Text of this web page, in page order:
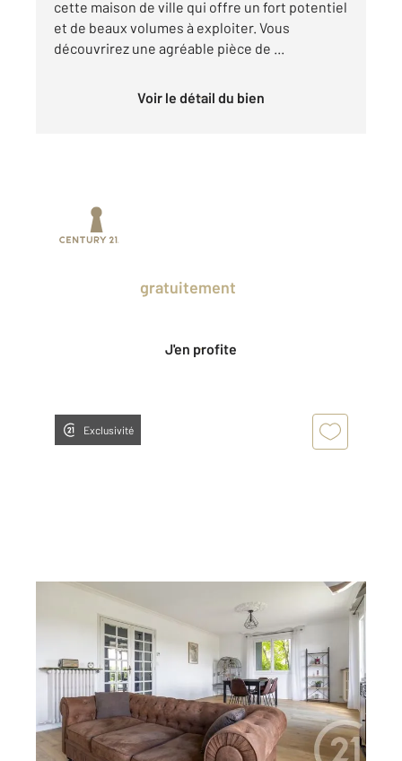
cette maison de ville qui offre un fort potentiel
et de beaux volumes à exploiter. Vous
découvrirez une agréable pièce de ...
Voir le détail du bien
gratuitement
J'en profite
Exclusivité
, 4 pièces
Ref : 2185
Maison à vendre
195 000 €
Visiter le site dédié